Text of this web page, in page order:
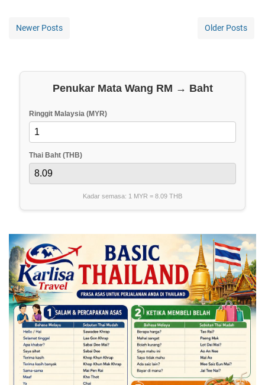
Newer Posts Older Posts
Penukar Mata Wang RM → Baht
Ringgit Malaysia (MYR)
Thai Baht (THB)
Kadar semasa: 1 MYR = 8.09 THB